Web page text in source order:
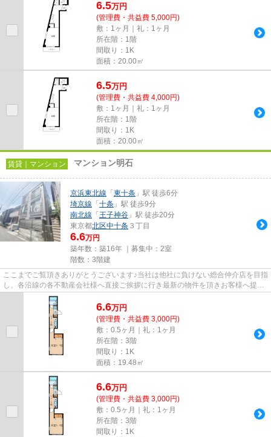
6.5万円
(管理費・共益費 5,000円)
敷：1ヶ月｜礼：1ヶ月
所在階：1階
間取り：1K
面積：20.00㎡
6.5万円
(管理費・共益費 4,000円)
敷：1ヶ月｜礼：1ヶ月
所在階：1階
間取り：1K
面積：20.00㎡
賃貸｜マンション マンション明石
京浜東北線 「 東十条 」駅 徒歩6分
埼京線 「 十条 」駅 徒歩9分
南北線 「 王子神谷 」駅 徒歩20分
東京都北区中十条 ３丁目
6.6万円
築年数：築16年 ｜募集中： 2室
階数：3階建
ここまでご覧頂きありがとうございます♪当社は他社に負けない総合仲介店を目指
し、各沿線の各不動産会社様へ直接ご挨拶に行き最新の物件を頂きお客様へ提供
しております！最新の情報は...
6.6万円
(管理費・共益費 3,000円)
敷：0.5ヶ月｜礼：1ヶ月
所在階：3階
間取り：1K
面積：19.48㎡
6.6万円
(管理費・共益費 3,000円)
敷：0.5ヶ月｜礼：1ヶ月
所在階：3階
間取り：1K